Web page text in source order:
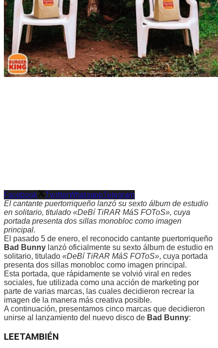
Facebook TwitterWhatsappTelegram
El cantante puertorriqueño lanzó su sexto álbum de estudio
en solitario, titulado «DeBí TiRAR MáS FOToS», cuya
portada presenta dos sillas monobloc como imagen
principal.
El pasado 5 de enero, el reconocido cantante puertorriqueño
Bad Bunny lanzó oficialmente su sexto álbum de estudio en
solitario, titulado «DeBí TiRAR MáS FOToS», cuya portada
presenta dos sillas monobloc como imagen principal.
Esta portada, que rápidamente se volvió viral en redes
sociales, fue utilizada como una acción de marketing por
parte de varias marcas, las cuales decidieron recrear la
imagen de la manera más creativa posible.
A continuación, presentamos cinco marcas que decidieron
unirse al lanzamiento del nuevo disco de Bad Bunny:
LEETAMBIÉN